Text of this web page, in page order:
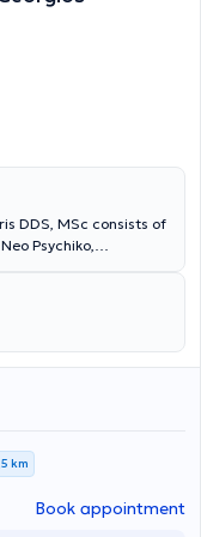
DDS, MSc consists of
Psychiko,
with
is to provide high-
friendly
highly affordable
For this reason,
guarantee the
km
Book appointment